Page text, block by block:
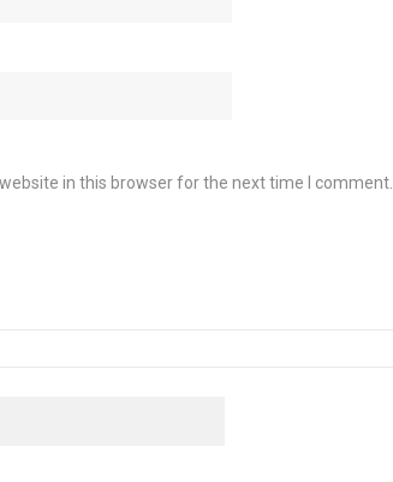
in this browser for the next time I comment.